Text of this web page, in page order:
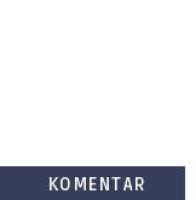
KOMENTAR